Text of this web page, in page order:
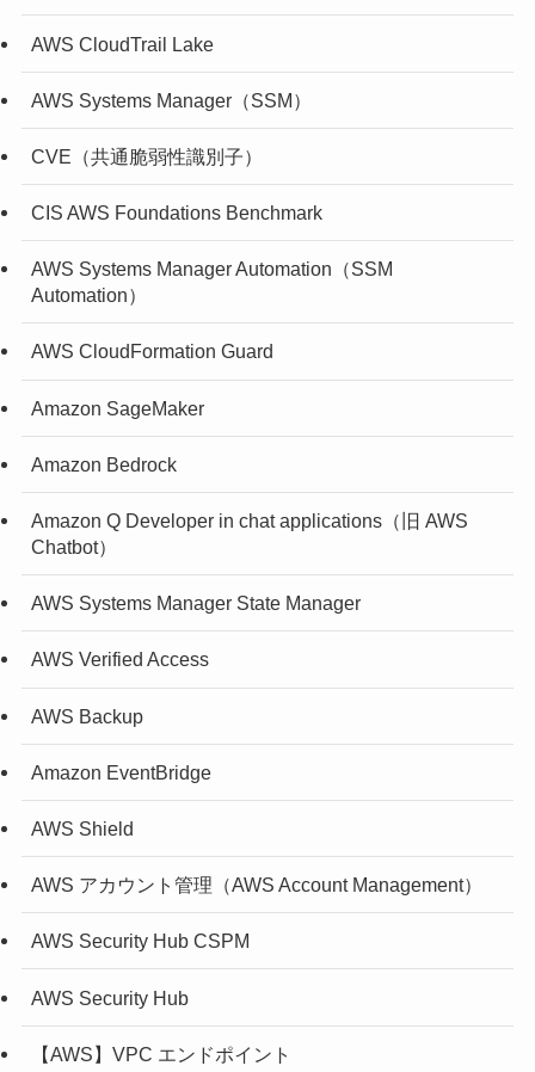
AWS CloudTrail Lake
AWS Systems Manager（SSM）
CVE（共通脆弱性識別子）
CIS AWS Foundations Benchmark
AWS Systems Manager Automation（SSM
Automation）
AWS CloudFormation Guard
Amazon SageMaker
Amazon Bedrock
Amazon Q Developer in chat applications（旧 AWS
Chatbot）
AWS Systems Manager State Manager
AWS Verified Access
AWS Backup
Amazon EventBridge
AWS Shield
AWS アカウント管理（AWS Account Management）
AWS Security Hub CSPM
AWS Security Hub
【AWS】VPC エンドポイント